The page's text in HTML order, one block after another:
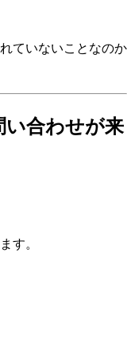
ていないことなのか
い合わせが来
す。